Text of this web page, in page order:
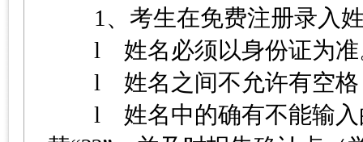
1、考生在免费注册录入姓
l 姓名必须以身份证为准
l 姓名之间不允许有空格
l 姓名中的确有不能输入